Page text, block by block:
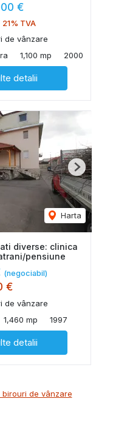
€
21% TVA
de vânzare
1,100 mp 2000
detalii
Harta
Next
diverse: clinica
pensiune
(negociabil)
€
de vânzare
1,460 mp 1997
detalii
de vânzare